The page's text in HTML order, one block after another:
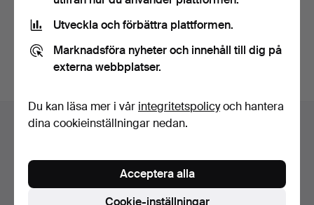
Bevaka sökning
Du kan också söka i vårt arkiv med avslutade auktioner
Sidfotsnavigation
Hjälp och kontakt
Alla auktionshus
Betalningsalternativ
Utveckla och förbättra plattformen.
Marknadsföra nyheter och innehåll till dig på
externa webbplatser.
Du kan läsa mer i vår integritetspolicyoch hantera
dina cookieinställningar nedan.
Cookie-inställningar
Acceptera alla